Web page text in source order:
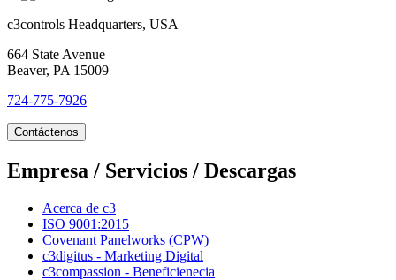
c3controls Headquarters, USA
664 State Avenue
Beaver, PA 15009
724-775-7926
Contáctenos
Empresa / Servicios / Descargas
Acerca de c3
ISO 9001:2015
Covenant Panelworks (CPW)
c3digitus - Marketing Digital
c3compassion - Beneficienecia